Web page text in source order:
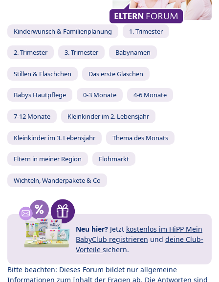
Kinderwunsch & Familienplanung 1. Trimester
2. Trimester 3. Trimester Babynamen
Stillen & Fläschchen Das erste Gläschen
Babys Hautpflege 0-3 Monate 4-6 Monate
7-12 Monate Kleinkinder im 2. Lebensjahr
Kleinkinder im 3. Lebensjahr Thema des Monats
Eltern in meiner Region Flohmarkt
Wichteln, Wanderpakete & Co
Neu hier? Jetzt kostenlos im HiPP Mein
BabyClub registrieren und deine Club-
Vorteile sichern.
Bitte beachten: Dieses Forum bildet nur allgemeine
Informationen zum Inhalt der Fragen ab. Die Antworten sind